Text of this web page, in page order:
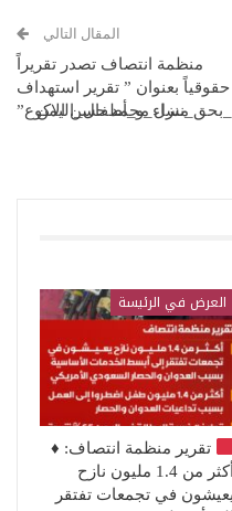
المقال التالي
منظمة انتصاف تصدر تقريراً
حقوقياً بعنوان ” تقرير استهداف
منزل محمد حسن الاكوع”
العرض في الرئيسة
تقرير منظمة انتصاف: ♦️
أكثر من 1.4 مليون نازح
يعيشون في تجمعات تفتقر